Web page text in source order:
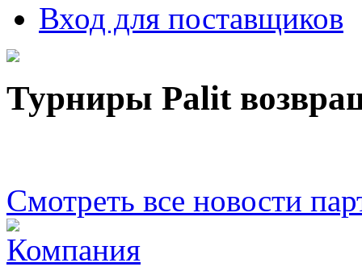
Вход для поставщиков
Турниры Palit
Смотреть все новости